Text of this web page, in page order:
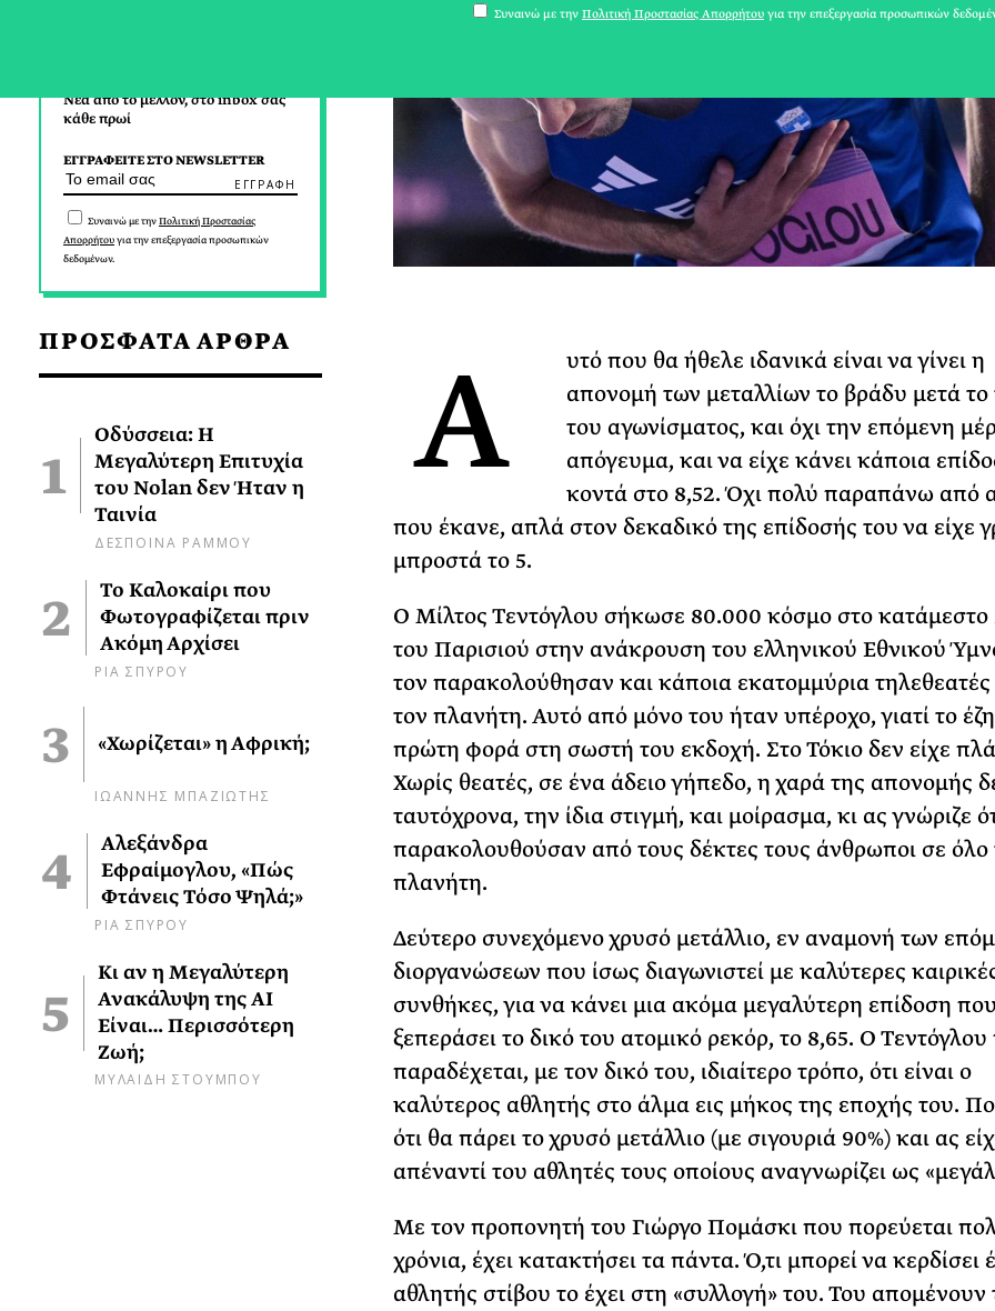
Νέα από το μέλλον, στο inbox σας
κάθε πρωί
ΕΓΓΡΑΦΕΙΤΕ ΣΤΟ NEWSLETTER
Συναινώ με τηνΠολιτική Προστασίας
Απορρήτουγια την επεξεργασία προσωπικών
δεδομένων.
ΠΡΟΣΦΑΤΑ ΑΡΘΡΑ
Οδύσσεια: Η
Μεγαλύτερη Επιτυχία
του Nolan δεν Ήταν η
Ταινία
ΔΕΣΠΟΙΝΑ ΡΑΜΜΟΥ
Το Καλοκαίρι που
Φωτογραφίζεται πριν
Ακόμη Αρχίσει
ΡΙΑ ΣΠΥΡΟΥ
«Χωρίζεται» η Αφρική;
ΙΩΑΝΝΗΣ ΜΠΑΖΙΩΤΗΣ
Αλεξάνδρα
Εφραίμογλου, «Πώς
Φτάνεις Τόσο Ψηλά;»
ΡΙΑ ΣΠΥΡΟΥ
Κι αν η Μεγαλύτερη
Ανακάλυψη της AI
Είναι… Περισσότερη
Ζωή;
ΜΥΛΑΙΔΗ ΣΤΟΥΜΠΟΥ
Α
υτό που θα ήθελε ιδανικά είναι να γίνει η
απονομή των μεταλλίων το βράδυ μετά το
του αγωνίσματος, και όχι την επόμενη
απόγευμα, και να είχε κάνει κάποια
κοντά στο 8,52. Όχι πολύ παραπάνω από
που έκανε, απλά στον δεκαδικό της επίδοσής του να είχε
μπροστά το 5.
Ο Μίλτος Τεντόγλου σήκωσε 80.000 κόσμο στο κατάμεστο
του Παρισιού στην ανάκρουση του ελληνικού Εθνικού
τον παρακολούθησαν και κάποια εκατομμύρια
τον πλανήτη. Αυτό από μόνο του ήταν υπέροχο, γιατί το
πρώτη φορά στη σωστή του εκδοχή. Στο Τόκιο δεν είχε
Χωρίς θεατές, σε ένα άδειο γήπεδο, η χαρά της απονομής
ταυτόχρονα, την ίδια στιγμή, και μοίρασμα, κι ας γνώριζε
παρακολουθούσαν από τους δέκτες τους άνθρωποι σε όλο
πλανήτη.
Δεύτερο συνεχόμενο χρυσό μετάλλιο, εν αναμονή των
διοργανώσεων που ίσως διαγωνιστεί με καλύτερες
συνθήκες, για να κάνει μια ακόμα μεγαλύτερη επίδοση
ξεπεράσει το δικό του ατομικό ρεκόρ, το 8,65. Ο
παραδέχεται, με τον δικό του, ιδιαίτερο τρόπο, ότι είναι ο
καλύτερος αθλητής στο άλμα εις μήκος της εποχής του.
ότι θα πάρει το χρυσό μετάλλιο (με σιγουριά 90%) και ας
απέναντί του αθλητές τους οποίους αναγνωρίζει ως
Με τον προπονητή του Γιώργο Πομάσκι που πορεύεται
χρόνια, έχει κατακτήσει τα πάντα. Ό,τι μπορεί να κερδίσει
αθλητής στίβου το έχει στη «συλλογή» του. Του απομένουν
Το Καλοκαίρι
Ακόμη Αρχίσει
ΡΙΑ ΣΠΥΡΟΥ
Συναινώ με την Πολιτική Προστασίας Απορρήτου για την επεξεργασία προσωπικών